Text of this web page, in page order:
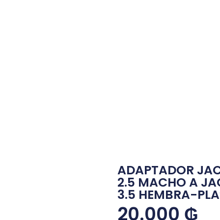
ADAPTADOR
2.5 MACHO A
3.5 HEMBRA-
20.000 ₲